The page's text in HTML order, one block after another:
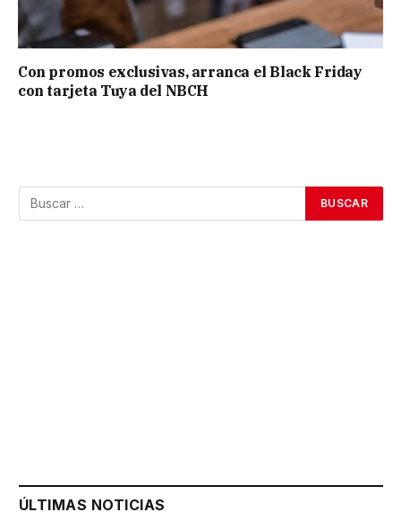
Con promos exclusivas, arranca el Black Friday
con tarjeta Tuya del NBCH
ÚLTIMAS NOTICIAS